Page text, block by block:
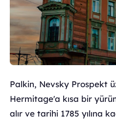
Palkin, Nevsky Prospekt
Hermitage'a kısa bir
alır ve tarihi 1785 yılına